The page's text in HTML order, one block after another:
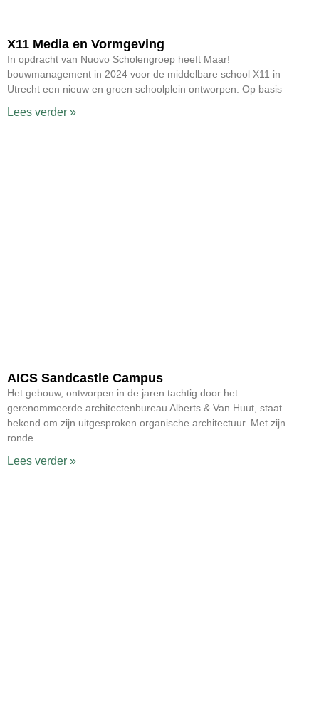
X11 Media en Vormgeving
In opdracht van Nuovo Scholengroep heeft Maar!
bouwmanagement in 2024 voor de middelbare school X11 in
Utrecht een nieuw en groen schoolplein ontworpen. Op basis
Lees verder »
AICS Sandcastle Campus
Het gebouw, ontworpen in de jaren tachtig door het
gerenommeerde architectenbureau Alberts & Van Huut, staat
bekend om zijn uitgesproken organische architectuur. Met zijn
ronde
Lees verder »